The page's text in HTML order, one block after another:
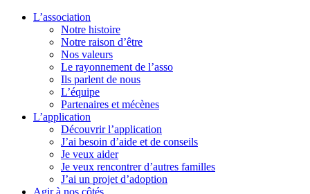
L’association
Notre histoire
Notre raison d’être
Nos valeurs
Le rayonnement de l’asso
Ils parlent de nous
L’équipe
Partenaires et mécènes
L’application
Découvrir l’application
J’ai besoin d’aide et de conseils
Je veux aider
Je veux rencontrer d’autres familles
J’ai un projet d’adoption
Agir à nos côtés